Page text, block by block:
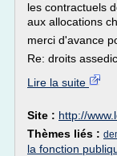
les contractuels
aux allocations
merci d'avance
Re: droits assedic
Lire la suite
Site : http://
Thèmes liés :
la fonction